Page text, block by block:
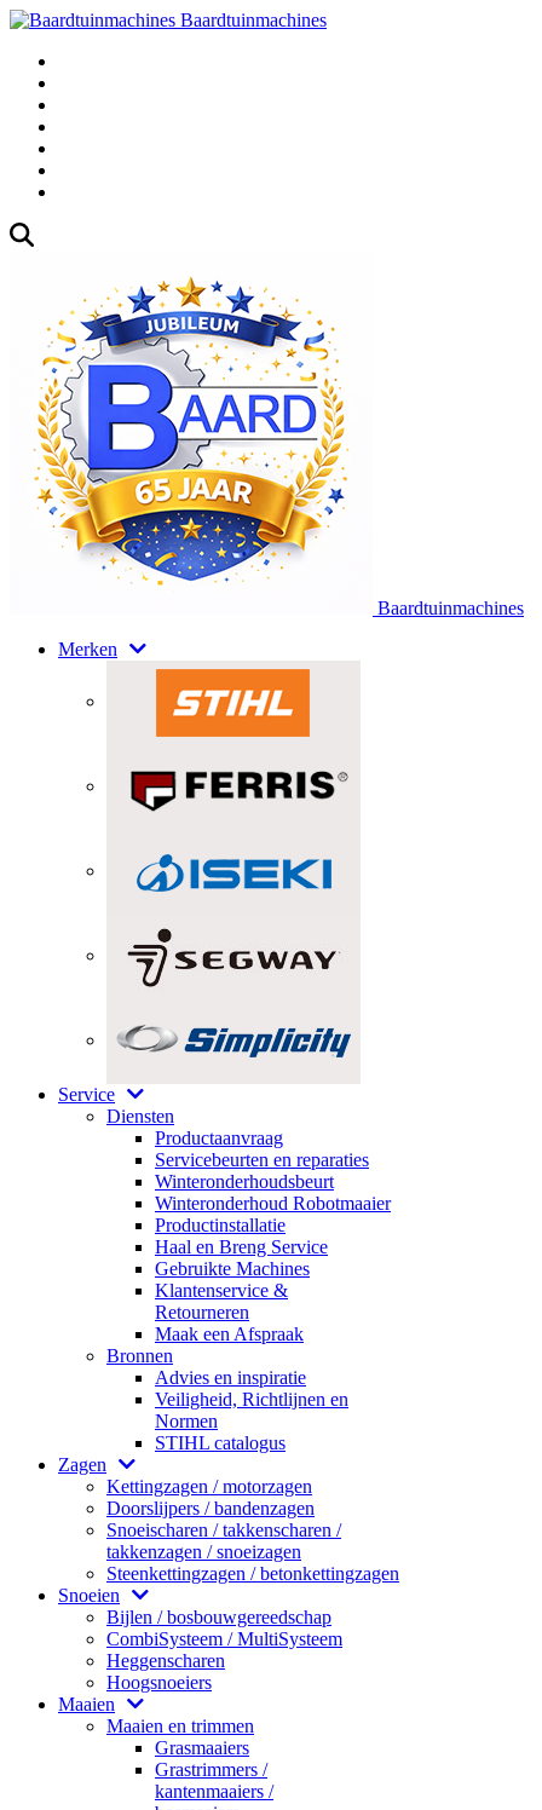
Baardtuinmachines
Baardtuinmachines
Merken
Service
Diensten
Productaanvraag
Servicebeurten en reparaties
Winteronderhoudsbeurt
Winteronderhoud Robotmaaier
Productinstallatie
Haal en Breng Service
Gebruikte Machines
Klantenservice &
Retourneren
Maak een Afspraak
Bronnen
Advies en inspiratie
Veiligheid, Richtlijnen en
Normen
STIHL catalogus
Zagen
Kettingzagen / motorzagen
Doorslijpers / bandenzagen
Snoeischaren / takkenscharen /
takkenzagen / snoeizagen
Steenkettingzagen / betonkettingzagen
Snoeien
Bijlen / bosbouwgereedschap
CombiSysteem / MultiSysteem
Heggenscharen
Hoogsnoeiers
Maaien
Maaien en trimmen
Grasmaaiers
Grastrimmers /
kantenmaaiers /